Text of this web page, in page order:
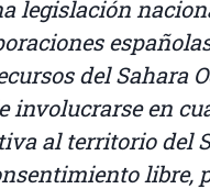
legislación
del Sahara
involucrarse en
al territorio del
libre,